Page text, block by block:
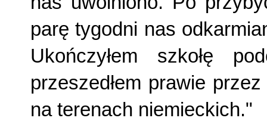
parę tygodni nas
Ukończyłem szkołę
przeszedłem prawie
na terenach niemieckich."